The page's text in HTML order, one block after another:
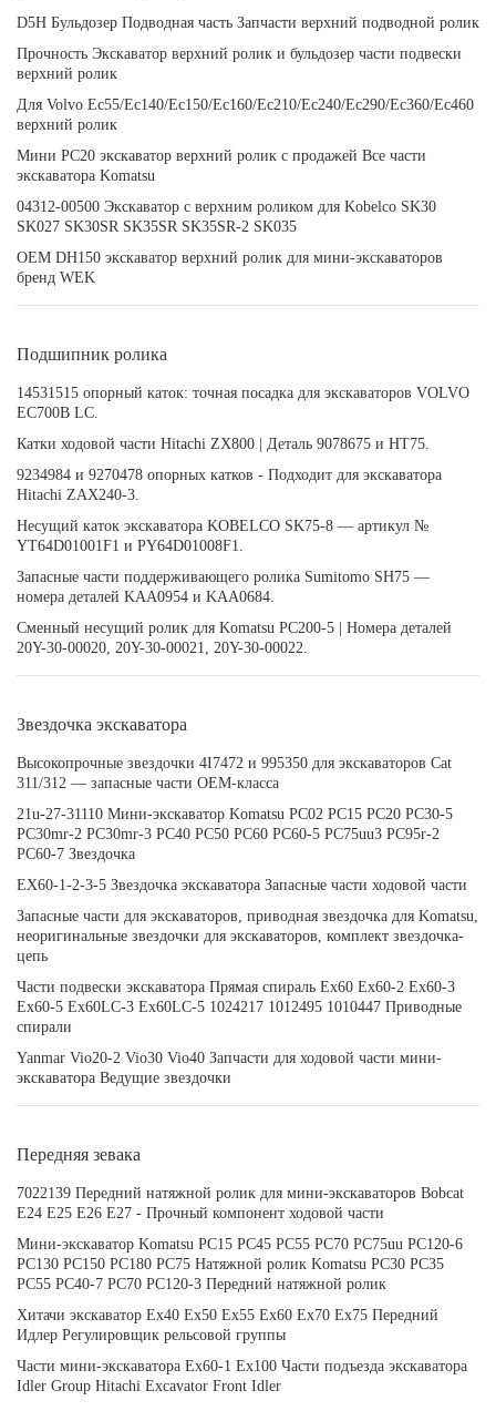
D5H Бульдозер Подводная часть Запчасти верхний подводной ролик
Прочность Экскаватор верхний ролик и бульдозер части подвески
верхний ролик
Для Volvo Ec55/Ec140/Ec150/Ec160/Ec210/Ec240/Ec290/Ec360/Ec460
верхний ролик
Мини PC20 экскаватор верхний ролик с продажей Все части
экскаватора Komatsu
04312-00500 Экскаватор с верхним роликом для Kobelco SK30
SK027 SK30SR SK35SR SK35SR-2 SK035
OEM DH150 экскаватор верхний ролик для мини-экскаваторов
бренд WEK
Подшипник ролика
14531515 опорный каток: точная посадка для экскаваторов VOLVO
EC700B LC.
Катки ходовой части Hitachi ZX800 | Деталь 9078675 и HT75.
9234984 и 9270478 опорных катков - Подходит для экскаватора
Hitachi ZAX240-3.
Несущий каток экскаватора KOBELCO SK75-8 — артикул №
YT64D01001F1 и PY64D01008F1.
Запасные части поддерживающего ролика Sumitomo SH75 —
номера деталей KAA0954 и KAA0684.
Сменный несущий ролик для Komatsu PC200-5 | Номера деталей
20Y-30-00020, 20Y-30-00021, 20Y-30-00022.
Звездочка экскаватора
Высокопрочные звездочки 4I7472 и 995350 для экскаваторов Cat
311/312 — запасные части OEM-класса
21u-27-31110 Мини-экскаватор Komatsu PC02 PC15 PC20 PC30-5
PC30mr-2 PC30mr-3 PC40 PC50 PC60 PC60-5 PC75uu3 PC95r-2
PC60-7 Звездочка
EX60-1-2-3-5 Звездочка экскаватора Запасные части ходовой части
Запасные части для экскаваторов, приводная звездочка для Komatsu,
неоригинальные звездочки для экскаваторов, комплект звездочка-
цепь
Части подвески экскаватора Прямая спираль Ex60 Ex60-2 Ex60-3
Ex60-5 Ex60LC-3 Ex60LC-5 1024217 1012495 1010447 Приводные
спирали
Yanmar Vio20-2 Vio30 Vio40 Запчасти для ходовой части мини-
экскаватора Ведущие звездочки
Передняя зевака
7022139 Передний натяжной ролик для мини-экскаваторов Bobcat
E24 E25 E26 E27 - Прочный компонент ходовой части
Мини-экскаватор Komatsu PC15 PC45 PC55 PC70 PC75uu PC120-6
PC130 PC150 PC180 PC75 Натяжной ролик Komatsu PC30 PC35
PC55 PC40-7 PC70 PC120-3 Передний натяжной ролик
Хитачи экскаватор Ex40 Ex50 Ex55 Ex60 Ex70 Ex75 Передний
Идлер Регулировщик рельсовой группы
Части мини-экскаватора Ex60-1 Ex100 Части подъезда экскаватора
Idler Group Hitachi Excavator Front Idler